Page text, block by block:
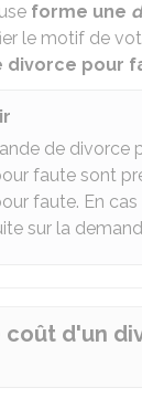
forme une
le motif de
divorce pour
de divorce
faute sont
faute. En
sur la
coût d'un